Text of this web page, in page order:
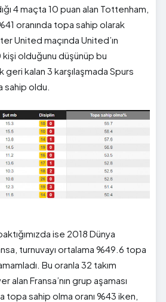
4 maçta 10 puan alan Tottenham,
oranında topa sahip olarak
United maçında United’ın
kişi olduğunu düşünüp bu
geri kalan 3 karşılaşmada Spurs
oldu.
ise 2018 Dünya
turnuvayı ortalama %49.6 topa
Bu oranla 32 takım
alan Fransa’nın grup aşaması
topa sahip olma oranı %43 iken,